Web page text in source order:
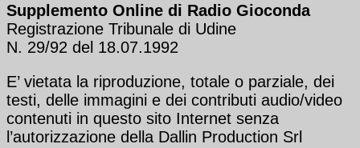
Supplemento Online di Radio Gioconda
Registrazione Tribunale di Udine
N. 29/92 del 18.07.1992
E’ vietata la riproduzione, totale o parziale, dei
testi, delle immagini e dei contributi audio/video
contenuti in questo sito Internet senza
l’autorizzazione della Dallin Production Srl